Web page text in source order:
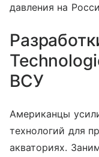
давления на
ВСУ
Американцы
технологий для
акваториях.